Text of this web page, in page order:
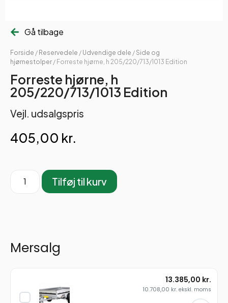
Gå tilbage
Forside / Reservedele / Udvendige dele / Side og
hjørnestolper / Forreste hjørne, h 205/220/713/1013 Edition
Forreste hjørne, h
205/220/713/1013 Edition
Vejl. udsalgspris
405,00 kr.
Tilføj til kurv
Mersalg
13.385,00 kr.
10.708,00 kr. ekskl. moms